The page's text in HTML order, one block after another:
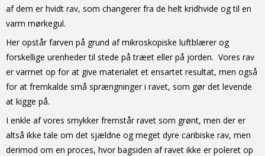
af dem er hvidt rav, som changerer fra de helt kridhvide og til en
varm mørkegul.
Her opstår farven på grund af mikroskopiske luftblærer og
forskellige urenheder til stede på træet eller på jorden. Vores rav
er varmet op for at give materialet et ensartet resultat, men også
for at fremkalde små sprængninger i ravet, som gør det levende
at kigge på.
I enkle af vores smykker fremstår ravet som grønt, men der er
altså ikke tale om det sjældne og meget dyre caribiske rav, men
derimod om en proces, hvor bagsiden af ravet ikke er poleret op